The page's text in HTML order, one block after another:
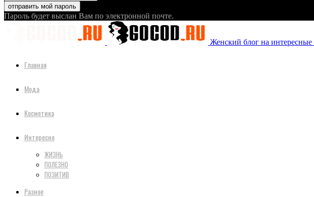
Пароль будет выслан Вам по электронной почте.
Женский блог на
Главная
Мода
Косметика
Интересно
ЖИЗНЬ
ПОЛЕЗНО
ПОЗИТИВ
Разное